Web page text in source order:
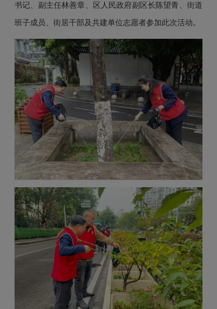
书记、副主任林善章、区人民政府副区长陈望青、街道
班子成员、街居干部及共建单位志愿者参加此次活动。